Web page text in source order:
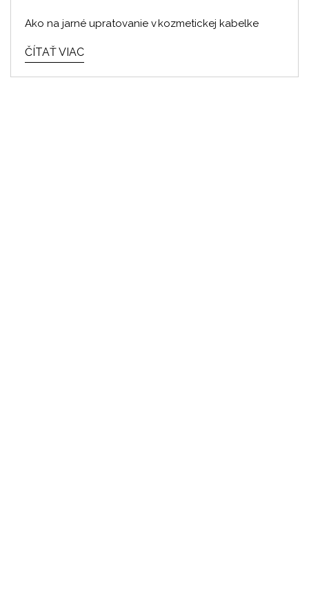
Ako na jarné upratovanie v kozmetickej kabelke
ČÍTAŤ VIAC